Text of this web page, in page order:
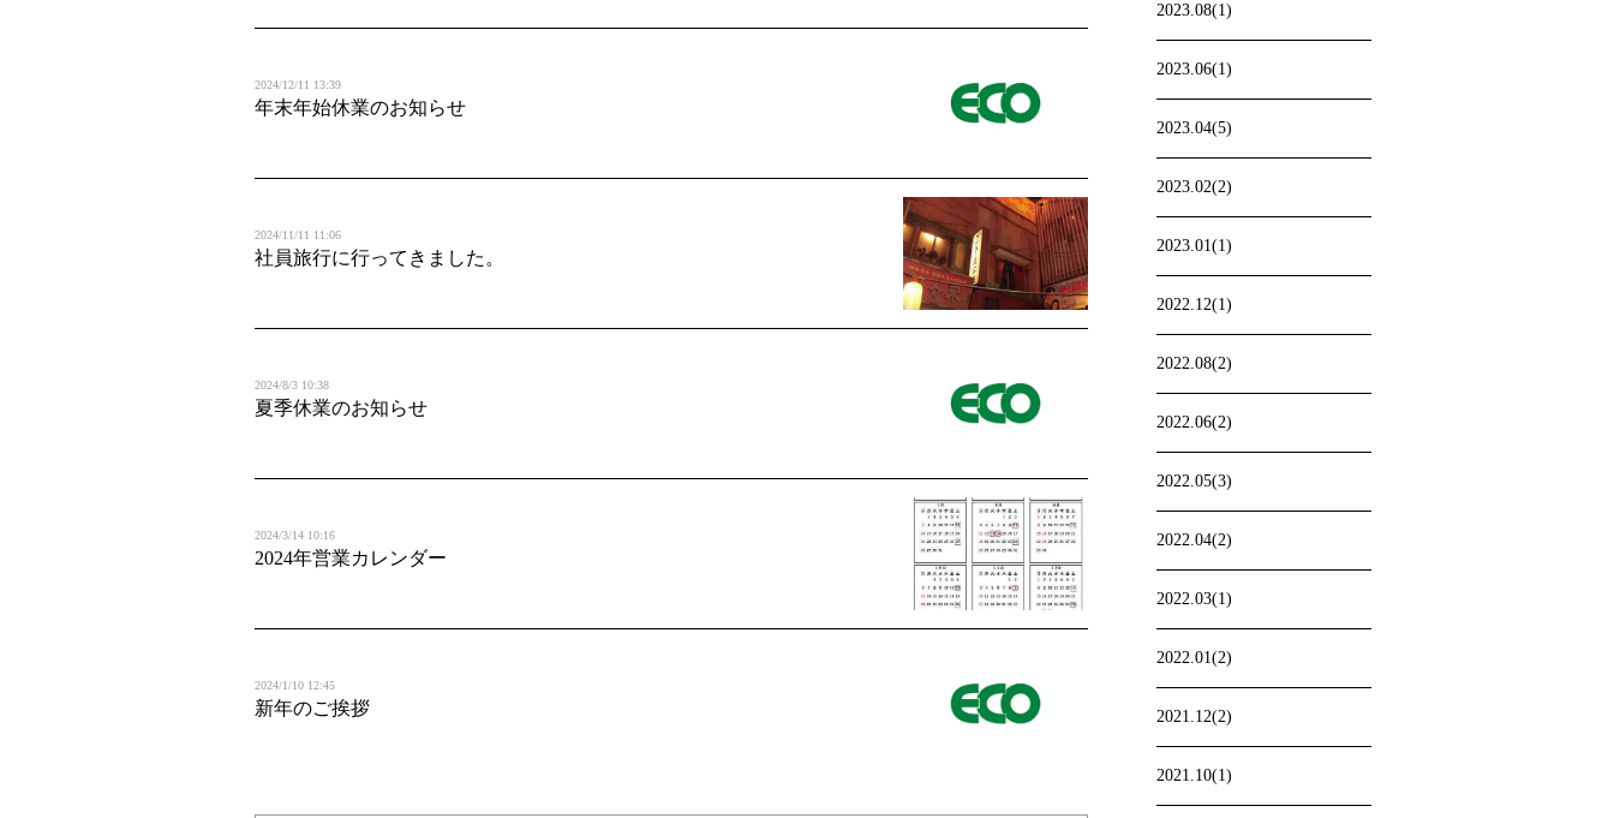
2024/12/11 13:39
年末年始休業のお知らせ
2024/11/11 11:06
社員旅行に行ってきました。
2024/8/3 10:38
夏季休業のお知らせ
2024/3/14 10:16
2024年営業カレンダー
2024/1/10 12:45
新年のご挨拶
2023.08(1)
2023.06(1)
2023.04(5)
2023.02(2)
2023.01(1)
2022.12(1)
2022.08(2)
2022.06(2)
2022.05(3)
2022.04(2)
2022.03(1)
2022.01(2)
2021.12(2)
2021.10(1)